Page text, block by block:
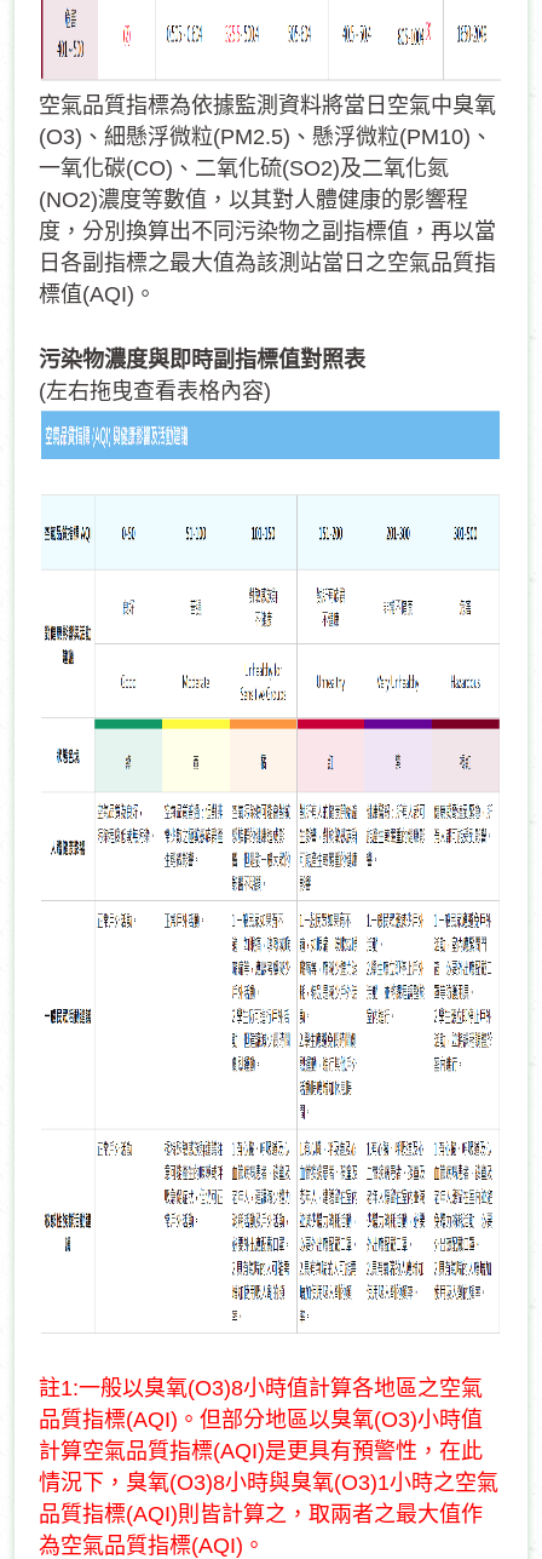
空氣品質指標為依據監測資料將當日空氣中臭氧
(O3)、細懸浮微粒(PM2.5)、懸浮微粒(PM10)、
一氧化碳(CO)、二氧化硫(SO2)及二氧化氮
(NO2)濃度等數值，以其對人體健康的影響程
度，分別換算出不同污染物之副指標值，再以當
日各副指標之最大值為該測站當日之空氣品質指
標值(AQI)。
污染物濃度與即時副指標值對照表
(左右拖曳查看表格內容)
註1:一般以臭氧(O3)8小時值計算各地區之空氣
品質指標(AQI)。但部分地區以臭氧(O3)小時值
計算空氣品質指標(AQI)是更具有預警性，在此
情況下，臭氧(O3)8小時與臭氧(O3)1小時之空氣
品質指標(AQI)則皆計算之，取兩者之最大值作
為空氣品質指標(AQI)。